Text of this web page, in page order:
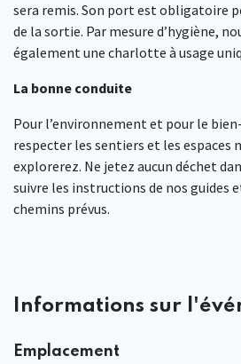
sera remis. Son port est obligatoire
de la sortie. Par mesure d’hygiène,
également une charlotte à usage
La bonne conduite
Pour l’environnement et pour le
respecter les sentiers et les espaces
explorerez. Ne jetez aucun déchet
suivre les instructions de nos guides
chemins prévus.
Informations sur
Emplacement